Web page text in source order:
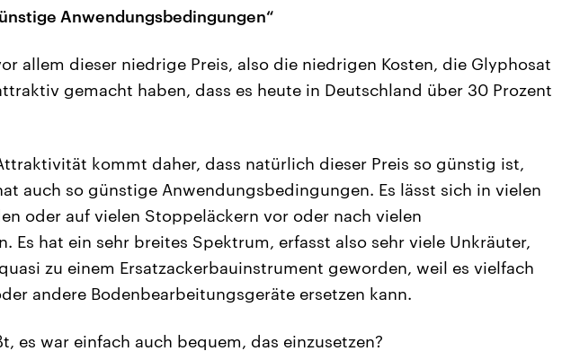
Anwendungsbedingungen“
allem dieser niedrige Preis, also die niedrigen Kosten, die Glyphosat
gemacht haben, dass es heute in Deutschland über 30 Prozent
kommt daher, dass natürlich dieser Preis so günstig ist,
auch so günstige Anwendungsbedingungen. Es lässt sich in vielen
oder auf vielen Stoppeläckern vor oder nach vielen
Es hat ein sehr breites Spektrum, erfasst also sehr viele Unkräuter,
zu einem Ersatzackerbauinstrument geworden, weil es vielfach
andere Bodenbearbeitungsgeräte ersetzen kann.
es war einfach auch bequem, das einzusetzen?